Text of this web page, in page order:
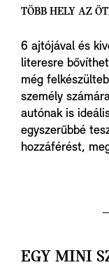
TÖBB HELY AZ
6 ajtójával és
literesre
még
személy
autónak is
egyszerűbbé
hozzáférést,
EGY MINI